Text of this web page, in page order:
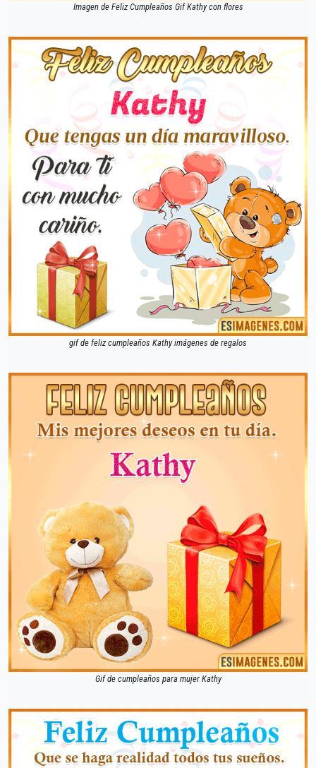
Imagen de Feliz Cumpleaños Gif Kathy con flores
gif de feliz cumpleaños Kathy imágenes de regalos
Gif de cumpleaños para mujer Kathy